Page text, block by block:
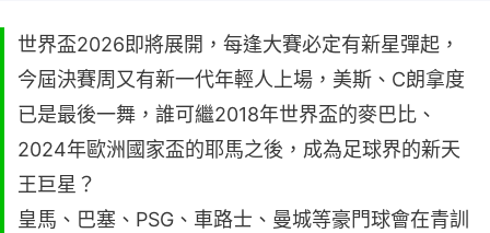
世界盃2026即將展開，每逢大賽必定有新星彈起，
今屆決賽周又有新一代年輕人上場，美斯、C朗拿度
已是最後一舞，誰可繼2018年世界盃的麥巴比、
2024年歐洲國家盃的耶馬之後，成為足球界的新天
王巨星？
皇馬、巴塞、PSG、車路士、曼城等豪門球會在青訓